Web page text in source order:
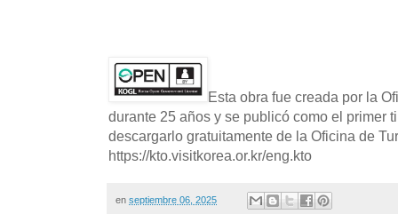
Esta obra fue creada por la
durante 25 años y se publicó como el primer
descargarlo gratuitamente de la Oficina de
https://kto.visitkorea.or.kr/eng.kto
en septiembre 06, 2025